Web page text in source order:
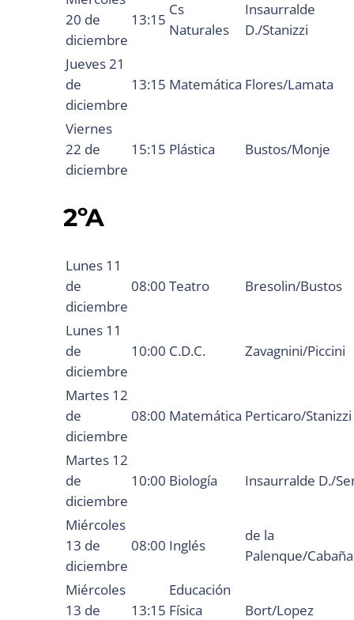
20 de
diciembre
13:15
Cs
Naturales
Insaurralde
D./Stanizzi
Jueves 21
de
diciembre
13:15 Matemática Flores/Lamata
Viernes
22 de
diciembre
15:15 Plástica Bustos/Monje
2ºA
Lunes 11
de
diciembre
08:00 Teatro Bresolin/Bustos
Lunes 11
de
diciembre
10:00 C.D.C. Zavagnini/Piccini
Martes 12
de
diciembre
08:00 Matemática Perticaro/Stanizzi
Martes 12
de
diciembre
10:00 Biología Insaurralde D./
Miércoles
13 de
diciembre
08:00 Inglés
de la
Palenque/
Miércoles
13 de
13:15
Educación
Física
Bort/Lopez